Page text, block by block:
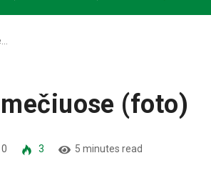
(foto)
0 3 5 minutes read